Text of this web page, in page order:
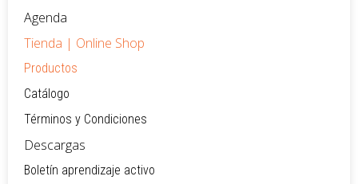
Agenda
Tienda | Online Shop
Productos
Catálogo
Términos y Condiciones
Descargas
Boletín aprendizaje activo